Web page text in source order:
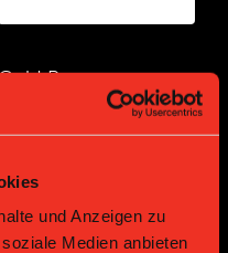
und Anzeigen zu
Medien anbieten
Partner